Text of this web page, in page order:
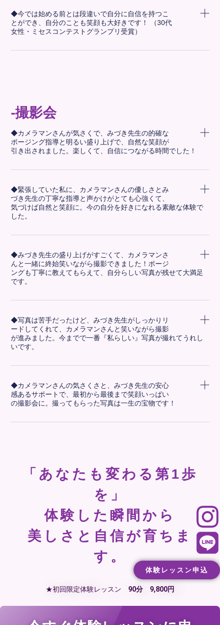
体験レッスン申込
◆今では始める前とは段違いで自分に自信を持つこ
とができ、自分のことも笑顔も大好きです！ （30代
女性・ミセスコンテストグランプリ受賞）
-撮影会
◆カメラマンさんが気さくで、みづき先生の的確な
ポージング指導と明るい盛り上げで、自然な笑顔が
引き出されました。楽しくて、自信につながる時間でした！
◆緊張していた私に、カメラマンさんの優しさとみ
づき先生の丁寧な指導と声かけがとても心強くて、
気づけば自然と笑顔に。今の自分を好きになれる素敵な体験で
した。
◆みづき先生の盛り上げがすごくて、カメラマンさ
んと一緒に終始笑いながら撮影できました！ポージ
ングも丁寧に教えてもらえて、自分らしい写真が残せて大満足
です。
◆写真は苦手だったけど、みづき先生がしっかりリ
ードしてくれて、カメラマンさんと笑いながら撮影
が進みました。今までで一番『私らしい』写真が撮れてうれし
いです。
◆カメラマンさんの気さくさと、みづき先生の安心
感あるサポートで、最初から最後まで笑顔いっぱい
の撮影会に。撮ってもらった写真は一生の宝物です！
「あなたも変わる第1歩
を」
体験した瞬間から
美しさと自信が育ちま
す。
★初回限定体験レッスン 90分 9,800円